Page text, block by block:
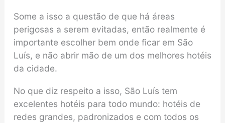
Some a isso a questão de que há áreas
perigosas a serem evitadas, então realmente é
importante escolher bem onde ficar em São
Luís, e não abrir mão de um dos melhores hotéis
da cidade.
No que diz respeito a isso, São Luís tem
excelentes hotéis para todo mundo: hotéis de
redes grandes, padronizados e com todos os